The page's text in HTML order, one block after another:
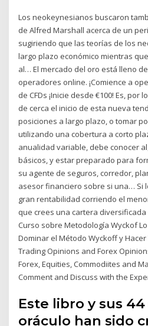
Los neokeynesianos buscaron
de Alfred Marshall acerca de un
sugiriendo que las teorías de los
largo plazo económico mientras
al… El mercado del oro está lleno
operadores online. ¡Comience a
de CFDs ¡Inicie desde €100! Es,
de cerca el inicio de esta nueva
posiciones a largo plazo, o tomar
utilizando una cobertura a corto
anualidad variable, debe conocer
básicos, y estar preparado para
su agente de seguros, corredor,
asesor financiero sobre si una… Si
gran rentabilidad corriendo el
que crees una cartera diversificada
Curso sobre Metodología Wyckof
Dominar el Método Wyckoff y Hacer
Trading Opinions and Forex
Forex, Equities, Commodiites and
Comment and Discuss with the
Este libro y sus
oráculo han sido